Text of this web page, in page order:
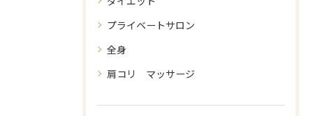
プライベートサロン
全身
肩コリ マッサージ